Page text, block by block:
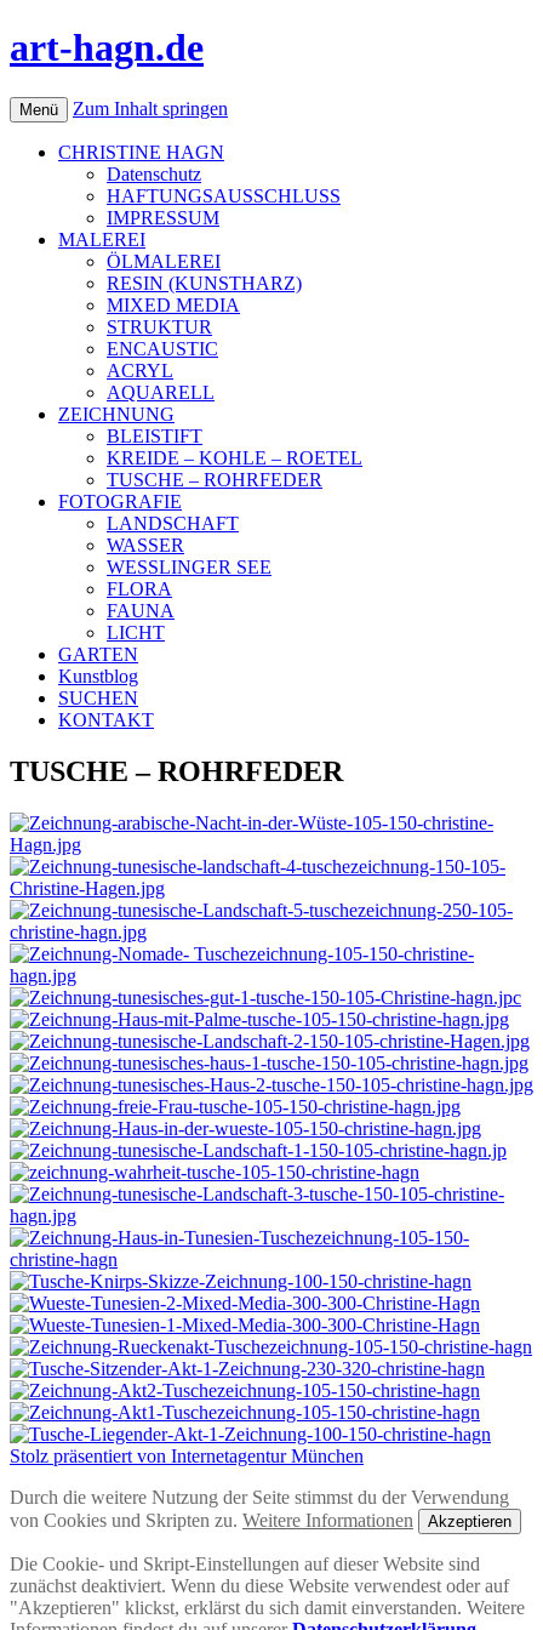
art-hagn.de
Menü Zum Inhalt springen
CHRISTINE HAGN
Datenschutz
HAFTUNGSAUSSCHLUSS
IMPRESSUM
MALEREI
ÖLMALEREI
RESIN (KUNSTHARZ)
MIXED MEDIA
STRUKTUR
ENCAUSTIC
ACRYL
AQUARELL
ZEICHNUNG
BLEISTIFT
KREIDE – KOHLE – ROETEL
TUSCHE – ROHRFEDER
FOTOGRAFIE
LANDSCHAFT
WASSER
WESSLINGER SEE
FLORA
FAUNA
LICHT
GARTEN
Kunstblog
SUCHEN
KONTAKT
TUSCHE – ROHRFEDER
Stolz präsentiert von Internetagentur München
Durch die weitere Nutzung der Seite stimmst du der Verwendung
von Cookies und Skripten zu. Weitere Informationen Akzeptieren
Die Cookie- und Skript-Einstellungen auf dieser Website sind
zunächst deaktiviert. Wenn du diese Website verwendest oder auf
"Akzeptieren" klickst, erklärst du sich damit einverstanden. Weitere